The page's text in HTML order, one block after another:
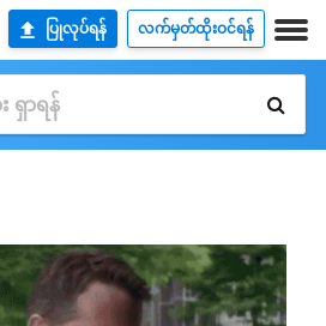
ပြုလုပ်ရန် လက်မှတ်ထိုးဝင်ရန်